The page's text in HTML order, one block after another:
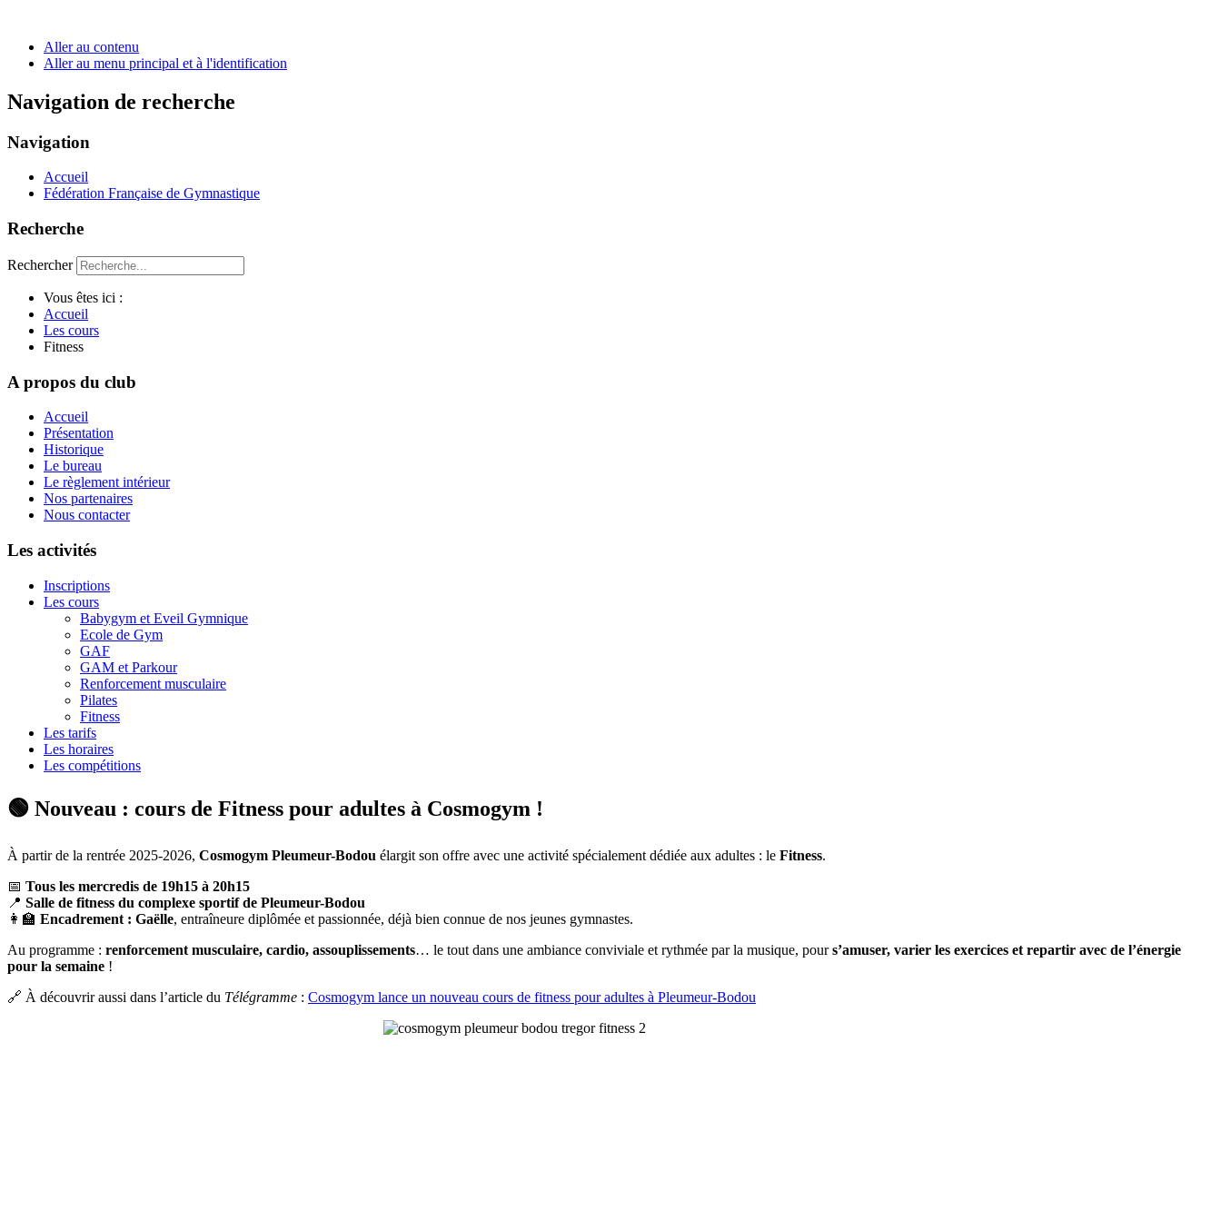
Aller au contenu
Aller au menu principal et à l'identification
Navigation de recherche
Navigation
Accueil
Fédération Française de Gymnastique
Recherche
Rechercher
Vous êtes ici :
Accueil
Les cours
Fitness
A propos du club
Accueil
Présentation
Historique
Le bureau
Le règlement intérieur
Nos partenaires
Nous contacter
Les activités
Inscriptions
Les cours
Babygym et Eveil Gymnique
Ecole de Gym
GAF
GAM et Parkour
Renforcement musculaire
Pilates
Fitness
Les tarifs
Les horaires
Les compétitions
🟢 Nouveau : cours de Fitness pour adultes à Cosmogym !
À partir de la rentrée 2025-2026, Cosmogym Pleumeur-Bodou élargit son offre avec une activité spécialement dédiée aux adultes : le Fitness.
📅 Tous les mercredis de 19h15 à 20h15
📍 Salle de fitness du complexe sportif de Pleumeur-Bodou
👩‍🏫 Encadrement : Gaëlle, entraîneure diplômée et passionnée, déjà bien connue de nos jeunes gymnastes.
Au programme : renforcement musculaire, cardio, assouplissements… le tout dans une ambiance conviviale et rythmée par la musique, pours’amuser, varier les exercices et repartir avec de l’énergie
pour la semaine !
🔗 À découvrir aussi dans l’article du Télégramme : Cosmogym lance un nouveau cours de fitness pour adultes à Pleumeur-Bodou